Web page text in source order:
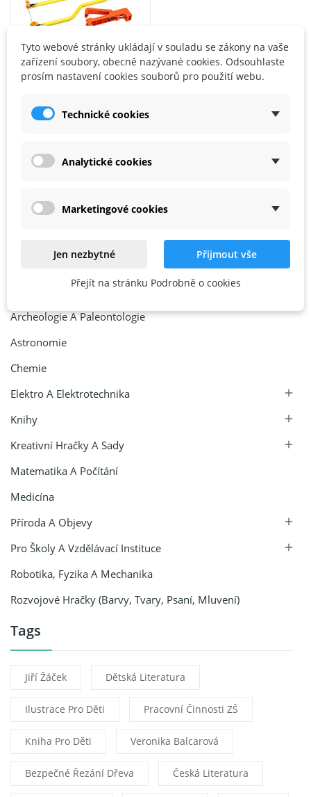
Chytré A Kreativní Hračky KINT
Archeologie A Paleontologie
Astronomie
Chemie
Elektro A Elektrotechnika

Knihy 
Kreativní Hračky A Sady 
Matematika A Počítání
Medicína
Příroda A Objevy

Pro Školy A Vzdělávací Instituce 
Robotika, Fyzika A Mechanika
Rozvojové Hračky (barvy, Tvary, Psaní, Mluvení)
Tags
Jiří Žáček Dětská Literatura
Ilustrace Pro Děti Pracovní Činnosti ZŠ
Kniha Pro Děti Veronika Balcarová
Bezpečné Řezání Dřeva Česká Literatura
TOOLKID
1 105,00 Kč
Tyto webové stránky ukládají v souladu se zákony na vaše
zařízení soubory, obecně nazývané cookies. Odsouhlaste
prosím nastavení cookies souborů pro použití webu.
Technické cookies
Analytické cookies
Marketingové cookies
Jen nezbytné Přijmout vše
Přejít na stránku Podrobně o cookies